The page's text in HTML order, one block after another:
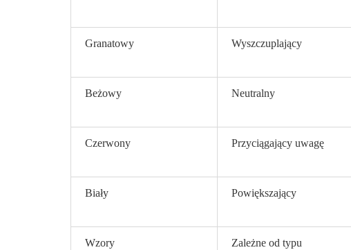
Granatowy Wyszczuplający
Beżowy Neutralny
Czerwony Przyciągający uwagę
Biały Powiększający
Wzory Zależne od typu